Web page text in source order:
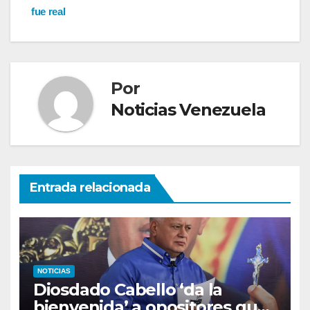
fue real
Por
Noticias Venezuela
Entrada relacionada
NOTICIAS
Diosdado Cabello ‘da la